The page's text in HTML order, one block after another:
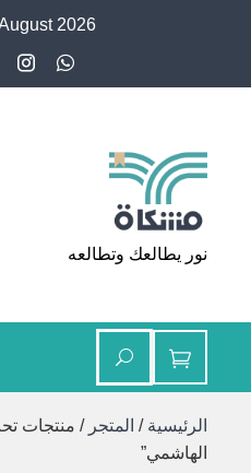
2026
مشكاة
نور يطالعك وتطالعه
الرئيسية / المتجر / منتجات
الهاشمي”